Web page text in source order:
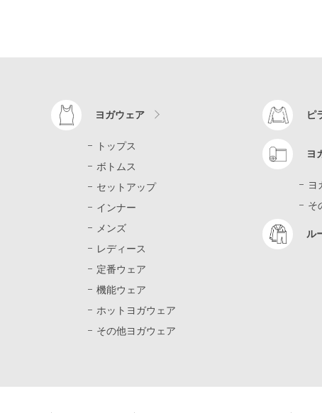
ヨガウェア
トップス
ボトムス
セットアップ
インナー
メンズ
レディース
定番ウェア
機能ウェア
ホットヨガウェア
その他ヨガウェア
ピ
ヨ
ヨ
そ
ル